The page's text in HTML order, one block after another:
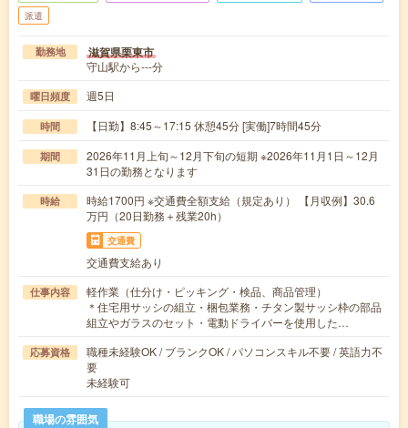
派遣
勤務地 滋賀県栗東市
守山駅から---分
曜日頻度 週5日
時間 【日勤】8:45～17:15 休憩45分 [実働]7時間45分
期間
2026年11月上旬～12月下旬の短期 ※2026年11月1日～12月
31日の勤務となります
時給
時給1700円 ※交通費全額支給（規定あり） 【月収例】30.6
万円（20日勤務＋残業20h）
交通費
交通費支給あり
仕事内容
軽作業（仕分け・ピッキング・検品、商品管理）
＊住宅用サッシの組立・梱包業務・チタン製サッシ枠の部品
組立やガラスのセット・電動ドライバーを使用した…
応募資格
職種未経験OK / ブランクOK / パソコンスキル不要 / 英語力不
要
未経験可
職場の雰囲気